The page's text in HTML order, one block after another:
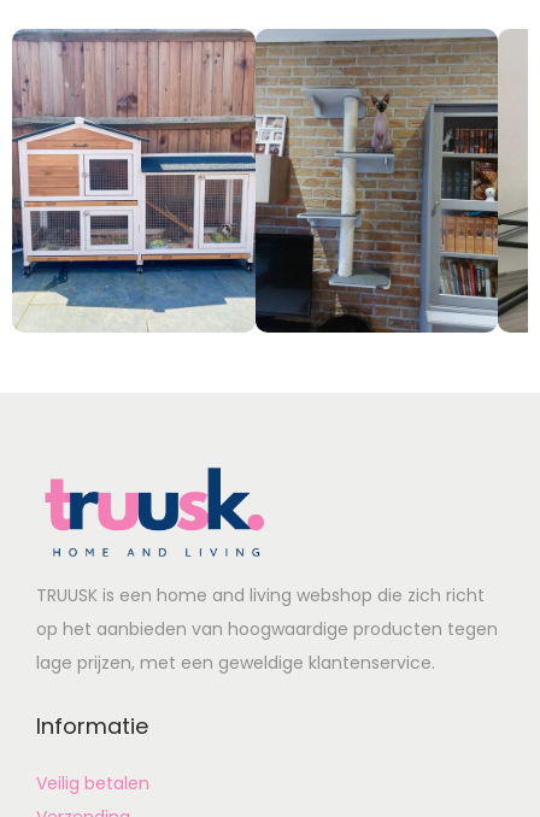
TRUUSK is een home and living webshop die zich richt
op het aanbieden van hoogwaardige producten tegen
lage prijzen, met een geweldige klantenservice.
Informatie
Veilig betalen